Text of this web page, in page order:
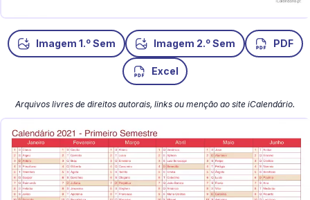
Imagem 1.o Sem Imagem 2.o Sem PDF
Excel
Arquivos livres de direitos autorais, links ou menção ao site iCalendário.